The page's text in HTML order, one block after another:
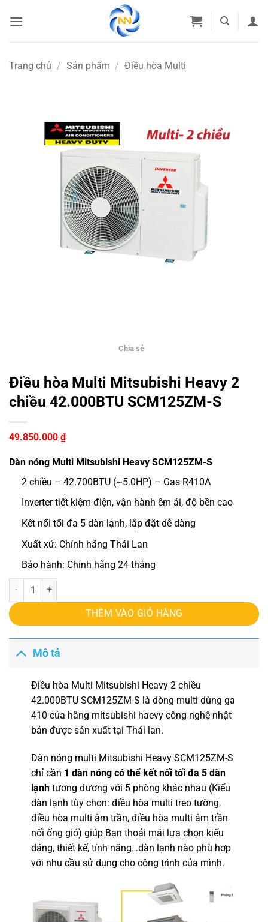
qua
Trang chủ / Sản phẩm / Điều hòa Multi
Chia sẻ
Điều hòa Multi Mitsubishi Heavy 2
chiều 42.000BTU SCM125ZM-S
49.850.000 ₫
Dàn nóng Multi Mitsubishi Heavy SCM125ZM-S
2 chiều – 42.700BTU (~5.0HP) – Gas R410A
Inverter tiết kiệm điện, vận hành êm ái, độ bền cao
Kết nối tối đa 5 dàn lạnh, lắp đặt dễ dàng
Xuất xứ: Chính hãng Thái Lan
Bảo hành: Chính hãng 24 tháng
Điều hòa Multi Mitsubishi Heavy 2 chiều 42.000BTU SCM125ZM-S
THÊM VÀO GIỎ HÀNG
Mô tả
Điều hòa Multi Mitsubishi Heavy 2 chiều
42.000BTU SCM125ZM-S là dòng multi dùng ga
410 của hãng mitsubishi haevy công nghệ nhật
bản được sản xuất tại Thái lan.
Dàn nóng multi Mitsubishi Heavy SCM125ZM-S
chỉ cần 1 dàn nóng có thể kết nối tối đa 5 dàn
lạnhtương đương với 5 phòng khác nhau (Kiểu
dàn lạnh tùy chọn: điều hòa multi treo tường,
điều hòa multi âm trần, điều hòa multi âm trần
nối ống gió) giúp Bạn thoải mái lựa chọn kiểu
dáng, thiết kế, tính năng…dàn lạnh nào phù hợp
với nhu cầu sử dụng cho công trình của mình.